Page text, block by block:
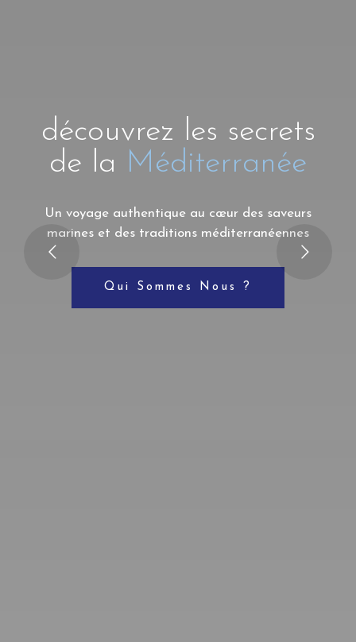
découvrez les secrets
de la Méditerranée
Un voyage authentique au cœur des saveurs
marines et des traditions méditerranéennes
Qui Sommes Nous ?